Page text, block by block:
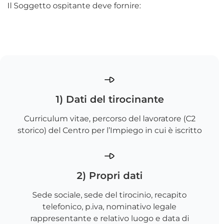
Il Soggetto ospitante deve fornire:
1) Dati del tirocinante
Curriculum vitae, percorso del lavoratore (C2
storico) del Centro per l’Impiego in cui è iscritto
2) Propri dati
Sede sociale, sede del tirocinio, recapito
telefonico, p.iva, nominativo legale
rappresentante e relativo luogo e data di